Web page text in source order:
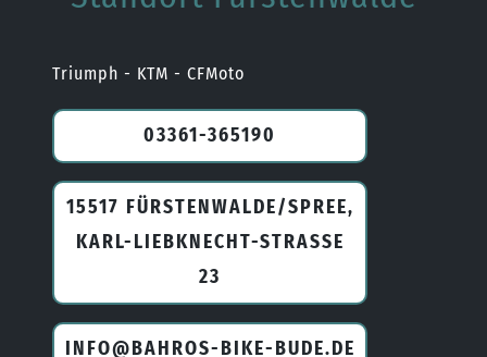
Triumph - KTM - CFMoto
03361-365190
15517 FÜRSTENWALDE/SPREE,
KARL-LIEBKNECHT-STRASSE 2
3
INFO@BAHROS-BIKE-BUDE.DE